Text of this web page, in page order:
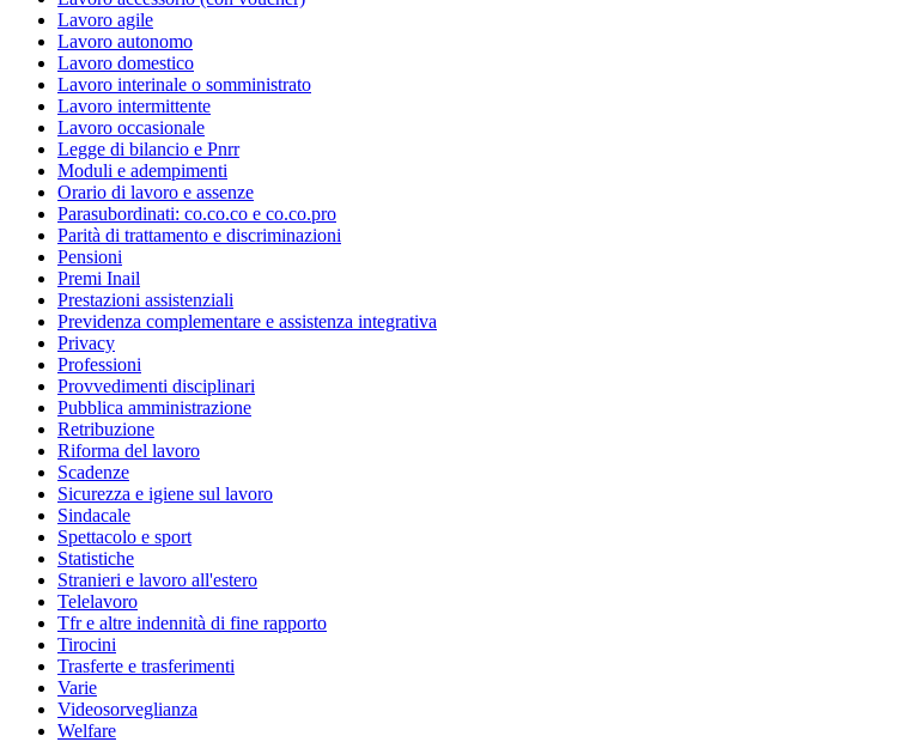
Lavoro agile
Lavoro autonomo
Lavoro domestico
Lavoro interinale o somministrato
Lavoro intermittente
Lavoro occasionale
Legge di bilancio e Pnrr
Moduli e adempimenti
Orario di lavoro e assenze
Parasubordinati: co.co.co e co.co.pro
Parità di trattamento e discriminazioni
Pensioni
Premi Inail
Prestazioni assistenziali
Previdenza complementare e assistenza integrativa
Privacy
Professioni
Provvedimenti disciplinari
Pubblica amministrazione
Retribuzione
Riforma del lavoro
Scadenze
Sicurezza e igiene sul lavoro
Sindacale
Spettacolo e sport
Statistiche
Stranieri e lavoro all'estero
Telelavoro
Tfr e altre indennità di fine rapporto
Tirocini
Trasferte e trasferimenti
Varie
Videosorveglianza
Welfare